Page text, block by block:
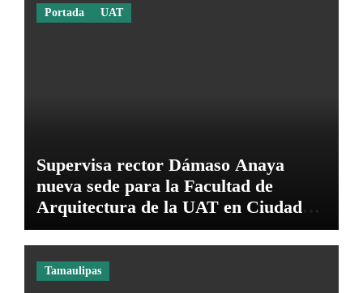
Portada UAT
Supervisa rector Dámaso Anaya
nueva sede para la Facultad de
Arquitectura de la UAT en Ciudad
Victoria
Tamaulipas